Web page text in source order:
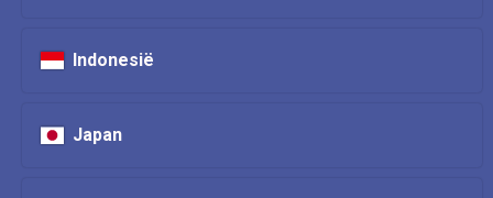
Indonesië
Japan